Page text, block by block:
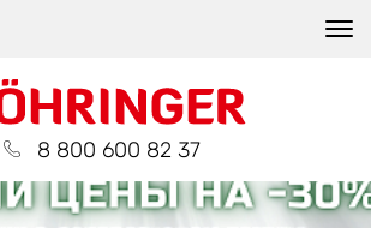
8 800 600 82 37